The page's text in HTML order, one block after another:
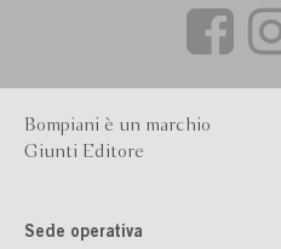
Bompiani è un marchio
Giunti Editore
Sede operativa